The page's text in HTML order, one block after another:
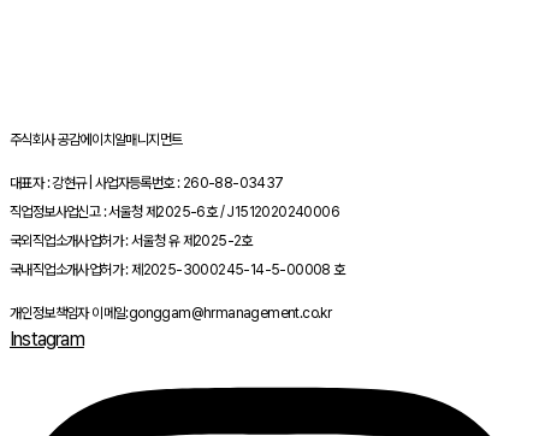
주식회사 공감에이치알매니지먼트
대표자 : 강현규 | 사업자등록번호 : 260-88-03437
직업정보사업신고 : 서울청 제2025-6호 / J1512020240006
국외직업소개사업허가 : 서울청 유 제2025-2호
국내직업소개사업허가 : 제2025-3000245-14-5-00008 호
개인정보책임자 이메일:gonggam@hrmanagement.co.kr
Instagram